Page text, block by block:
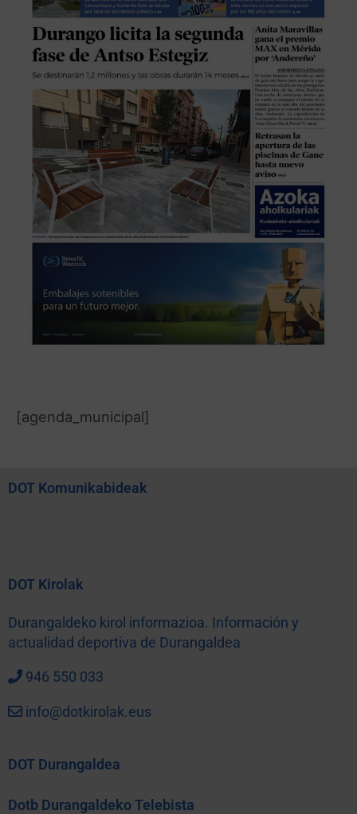
[agenda_municipal]
DOT Komunikabideak
DOT Kirolak
Durangaldeko kirol informazioa. Información y
actualidad deportiva de Durangaldea
946 550 033
info@dotkirolak.eus
DOT Durangaldea
Dotb Durangaldeko Telebista